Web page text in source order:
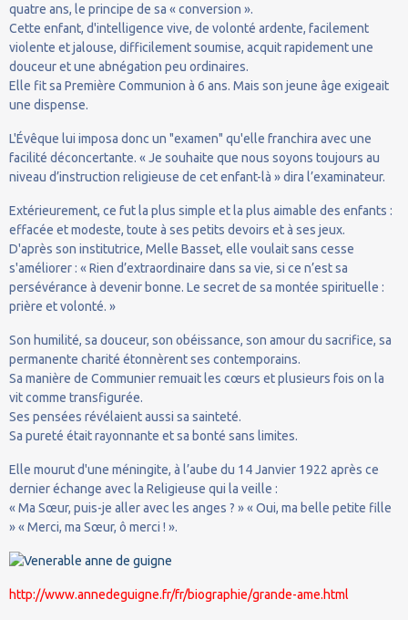
quatre ans, le principe de sa « conversion ».
Cette enfant, d'intelligence vive, de volonté ardente, facilement
violente et jalouse, difficilement soumise, acquit rapidement une
douceur et une abnégation peu ordinaires.
Elle fit sa Première Communion à 6 ans. Mais son jeune âge exigeait
une dispense.
L'Évêque lui imposa donc un "examen" qu'elle franchira avec une
facilité déconcertante. « Je souhaite que nous soyons toujours au
niveau d’instruction religieuse de cet enfant-là » dira l’examinateur.
Extérieurement, ce fut la plus simple et la plus aimable des enfants :
effacée et modeste, toute à ses petits devoirs et à ses jeux.
D'après son institutrice, Melle Basset, elle voulait sans cesse
s'améliorer : « Rien d’extraordinaire dans sa vie, si ce n’est sa
persévérance à devenir bonne. Le secret de sa montée spirituelle :
prière et volonté. »
Son humilité, sa douceur, son obéissance, son amour du sacrifice, sa
permanente charité étonnèrent ses contemporains.
Sa manière de Communier remuait les cœurs et plusieurs fois on la
vit comme transfigurée.
Ses pensées révélaient aussi sa sainteté.
Sa pureté était rayonnante et sa bonté sans limites.
Elle mourut d'une méningite, à l’aube du 14 Janvier 1922 après ce
dernier échange avec la Religieuse qui la veille :
« Ma Sœur, puis-je aller avec les anges ? » « Oui, ma belle petite fille
» « Merci, ma Sœur, ô merci ! ».
http://www.annedeguigne.fr/fr/biographie/grande-ame.html